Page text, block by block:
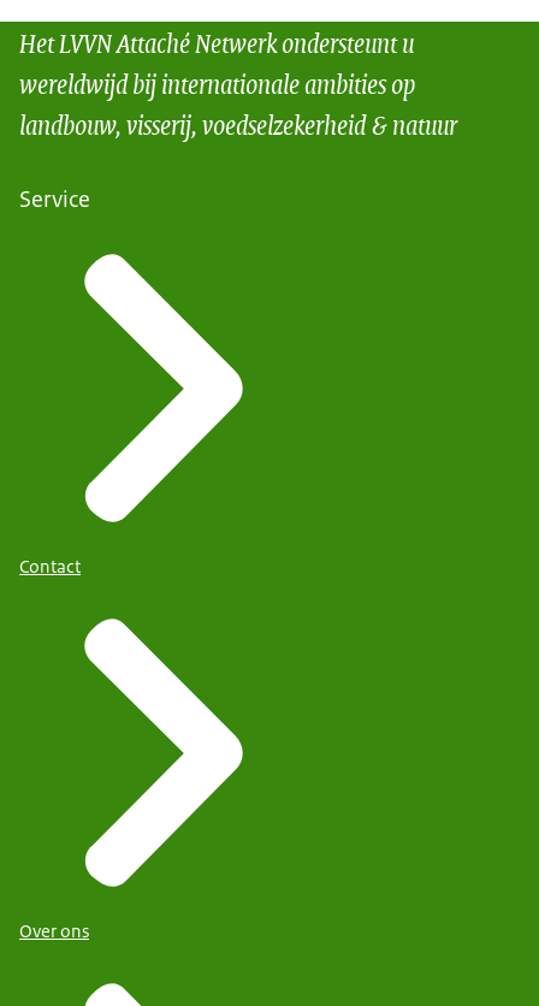
Het LVVN Attaché Netwerk ondersteunt u
wereldwijd bij internationale ambities op
landbouw, visserij, voedselzekerheid & natuur
Service
Contact
Over ons